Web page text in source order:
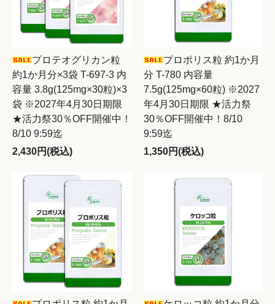
プロテオグリカン粒
約1か月分×3袋 T-697-3 内
容量 3.8g(125mg×30粒)×3
袋 ※2027年4月30日期限
★活力祭30％OFF開催中！
8/10 9:59迄
2,430円(税込)
プロポリス粒 約1か月
分 T-780 内容量
7.5g(125mg×60粒) ※2027
年4月30日期限 ★活力祭
30％OFF開催中！8/10
9:59迄
1,350円(税込)